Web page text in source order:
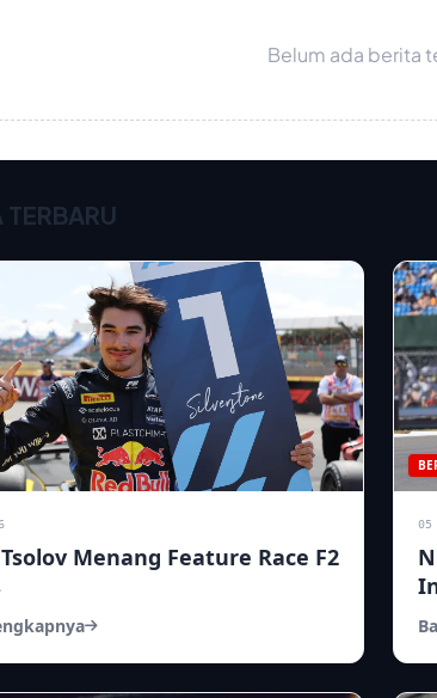
Belum ada berita
TERBARU
Menang Feature Race F2
05